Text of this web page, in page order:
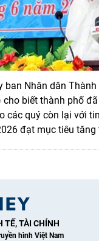
ban Nhân dân
cho biết thành phố
các quý còn lại với
đạt mục tiêu tăng
TẾ, TÀI CHÍNH
hình Việt Nam